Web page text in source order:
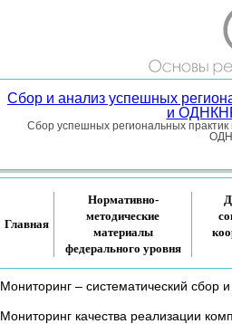
Сбор и анализ успешных
и
Сбор успешных региональных
Главная
Нормативно-
методические
материалы
федерального уровня
Мониторинг – систематический сбор
Мониторинг качества реализации